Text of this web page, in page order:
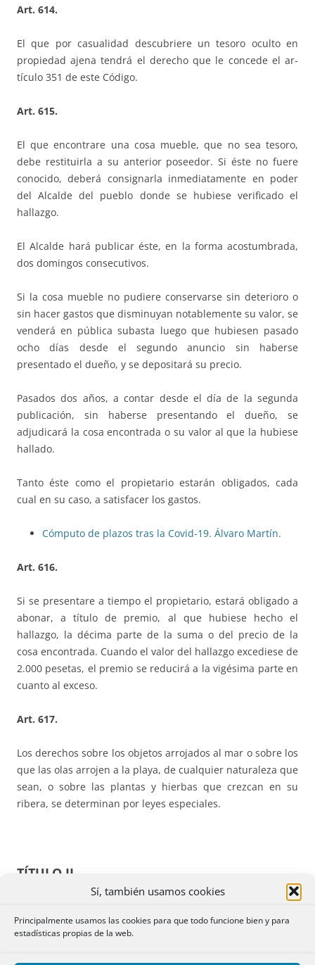
Sí, también usamos cookies
Principalmente usamos las cookies para que todo funcione bien y para
estadísticas propias de la web.
Art. 614.
El que por casualidad descubriere un tesoro oculto en
propiedad ajena tendrá el derecho que le concede el ar­
tículo 351 de este Código.
Art. 615.
El que encontrare una cosa mueble, que no sea tesoro,
debe restituirla a su anterior poseedor. Si éste no fuere
conocido, deberá consignarla inmediatamente en poder
del Alcalde del pueblo donde se hubiese verificado el
hallazgo.
El Alcalde hará publicar éste, en la forma acostumbrada,
dos domingos consecutivos.
Si la cosa mueble no pudiere conservarse sin deterioro o
sin hacer gastos que disminuyan notablemente su valor, se
venderá en pública subasta luego que hubiesen pasado
ocho días desde el segundo anuncio sin haberse
presentado el dueño, y se depositará su precio.
Pasados dos años, a contar desde el día de la segunda
publicación, sin haberse presentando el dueño, se
adjudicará la cosa encontrada o su valor al que la hubiese
hallado.
Tanto éste como el propietario estarán obligados, cada
cual en su caso, a satisfacer los gastos.
Cómputo de plazos tras la Covid-19. Álvaro Martín.
Art. 616.
Si se presentare a tiempo el propietario, estará obligado a
abonar, a título de premio, al que hubiese hecho el
hallazgo, la décima parte de la suma o del precio de la
cosa encontrada. Cuando el valor del hallazgo excediese de
2.000 pesetas, el premio se reducirá a la vigésima parte en
cuanto al exceso.
Art. 617.
Los derechos sobre los objetos arrojados al mar o sobre los
que las olas arrojen a la playa, de cualquier naturaleza que
sean, o sobre las plantas y hierbas que crezcan en su
ribera, se determinan por leyes especiales.
TÍTULO II